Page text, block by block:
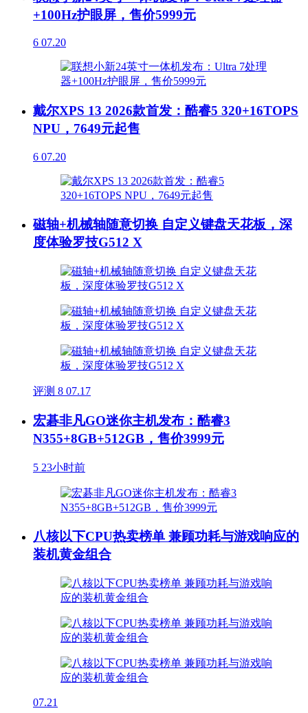
+100Hz护眼屏，售价5999元
6 07.20
戴尔XPS 13 2026款首发：酷睿5 320+16TOPS
NPU，7649元起售
6 07.20
磁轴+机械轴随意切换 自定义键盘天花板，深
度体验罗技G512 X
评测 8 07.17
宏碁非凡GO迷你主机发布：酷睿3
N355+8GB+512GB，售价3999元
5 23小时前
八核以下CPU热卖榜单 兼顾功耗与游戏响应的
装机黄金组合
07.21